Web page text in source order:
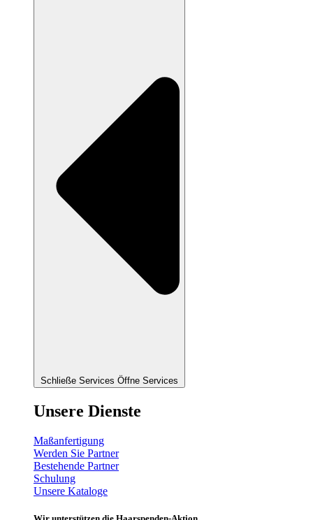
Schließe Services Öffne Services
Unsere Dienste
Maßanfertigung
Werden Sie Partner
Bestehende Partner
Schulung
Unsere Kataloge